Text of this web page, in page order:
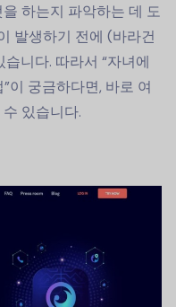
하는지 파악하는 데 도
발생하기 전에 (바라건
니다. 따라서 “자녀에
이 궁금하다면, 바로 여
있습니다.